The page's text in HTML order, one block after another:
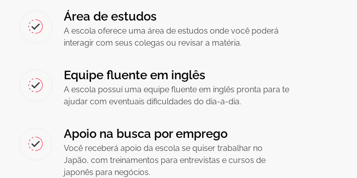
Área de estudos
A escola oferece uma área de estudos onde você poderá
interagir com seus colegas ou revisar a matéria.
Equipe fluente em inglês
A escola possuí uma equipe fluente em inglês pronta para te
ajudar com eventuais dificuldades do dia-a-dia.
Apoio na busca por emprego
Você receberá apoio da escola se quiser trabalhar no
Japão, com treinamentos para entrevistas e cursos de
japonês para negócios.